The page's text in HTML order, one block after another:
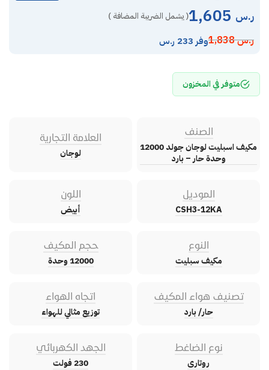
ر.س ( يشمل الضريبة المضافة )
ر.س1,838 وفر 233 ر.س
متوفر في المخزون
الصنف
مكيف اسبليت لوجان جولد 12000
وحدة حار – بارد
العلامة التجارية
لوجان
الموديل
CSH3-12KA
اللون
أبيض
النوع
مكيف سبليت
حجم المكيف
12000 وحدة
تصنيف هواء المكيف
حار/ بارد
اتجاه الهواء
توزيع مثالي للهواء
نوع الضاغط
روتارى
الجهد الكهربائي
230 فولت